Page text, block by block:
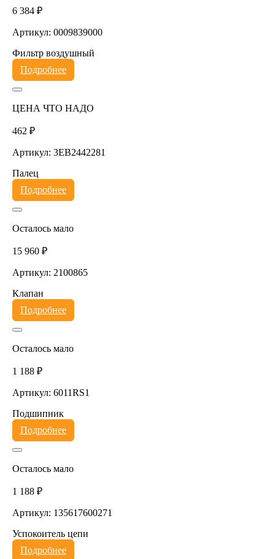
6 384 ₽
Артикул: 0009839000
Фильтр воздушный
Подробнее
ЦЕНА ЧТО НАДО
462 ₽
Артикул: 3EB2442281
Палец
Подробнее
Осталось мало
15 960 ₽
Артикул: 2100865
Клапан
Подробнее
Осталось мало
1 188 ₽
Артикул: 6011RS1
Подшипник
Подробнее
Осталось мало
1 188 ₽
Артикул: 135617600271
Успокоитель цепи
Подробнее